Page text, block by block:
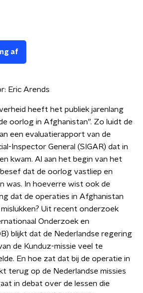
af
Eric Arends
heeft het publiek jarenlang
oorlog in Afghanistan”. Zo luidt de
een evaluatierapport van de
Inspector General (SIGAR) dat in
kwam. Al aan het begin van het
dat de oorlog vastliep en
was. In hoeverre wist ook de
dat de operaties in Afghanistan
Uit recent onderzoek
Onderzoek en
blijkt dat de Nederlandse regering
de Kunduz-missie veel te
En hoe zat dat bij de operatie in
terug op de Nederlandse missies
in debat over de lessen die